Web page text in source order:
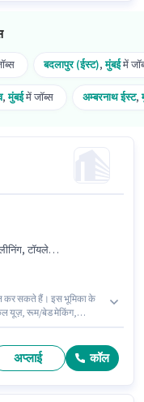
बदलापुर (ईस्ट),मुंबईमें
,मुंबईमें जॉब्स अम्बरनाथ ईस्ट,
हाउस क्लीनिंग
कर सकते हैं। इस भूमिका के
यूज़, रूम/बेड मेकिंग,
में हाउसकीपिंग श्रेणी में
वेतन संरचना मिलती
अप्लाई कॉल